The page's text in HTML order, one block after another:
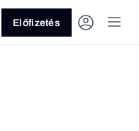
Előfizetés